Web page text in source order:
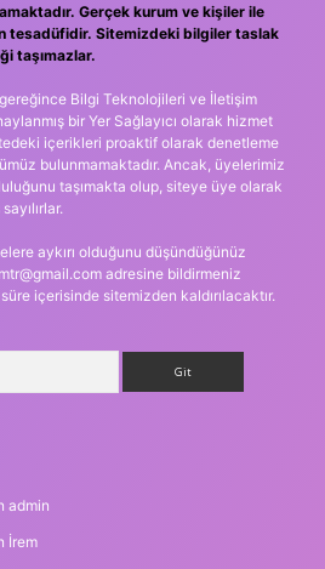
Gerçek kurum ve kişiler ile
tesadüfidir. Sitemizdeki bilgiler taslak
taşımazlar.
Bilgi Teknolojileri ve İletişim
bir Yer Sağlayıcı olarak hizmet
içerikleri proaktif olarak denetleme
bulunmamaktadır. Ancak, üyelerimiz
taşımakta olup, siteye üye olarak
aykırı olduğunu düşündüğünüz
adresine bildirmeniz
içerisinde sitemizden kaldırılacaktır.
admin
İrem